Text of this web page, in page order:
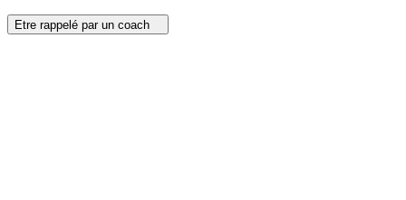
Etre rappelé par un coach